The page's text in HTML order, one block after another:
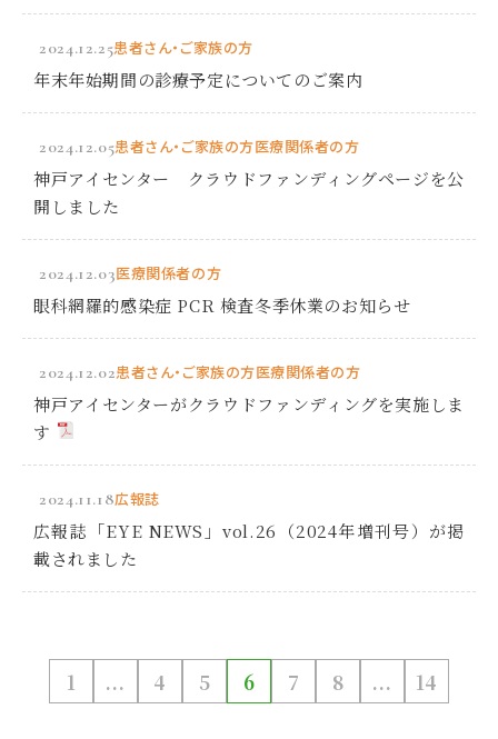
2024.12.25患者さん・ご家族の方
年末年始期間の診療予定についてのご案内
2024.12.05患者さん・ご家族の方医療関係者の方
神戸アイセンター クラウドファンディングページを公
開しました
2024.12.03医療関係者の方
眼科網羅的感染症 PCR 検査冬季休業のお知らせ
2024.12.02患者さん・ご家族の方医療関係者の方
神戸アイセンターがクラウドファンディングを実施しま
す
2024.11.18広報誌
広報誌「EYE NEWS」vol.26（2024年増刊号）が掲
載されました
1 ... 4 5 6 7 8 ... 14